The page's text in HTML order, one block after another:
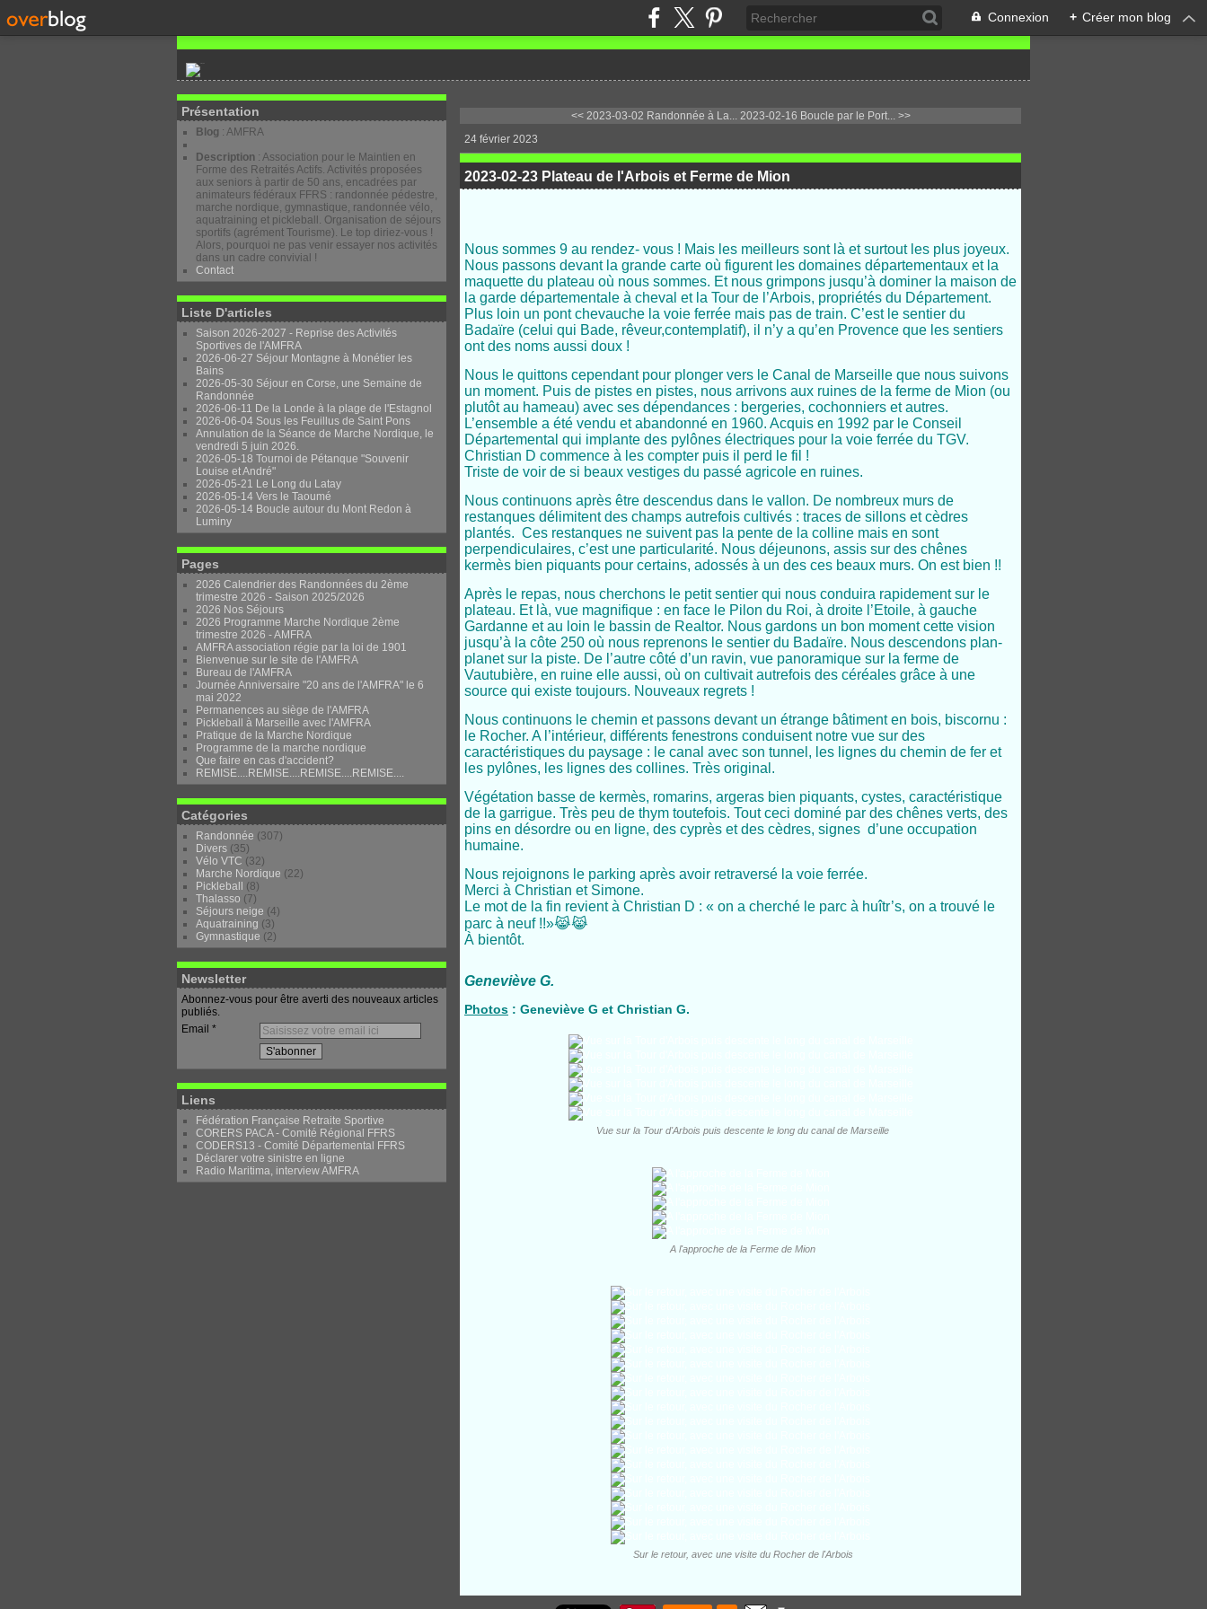
Connexion + Créer mon blog
Présentation
Blog : AMFRA
Description : Association pour le Maintien en
Forme des Retraités Actifs. Activités proposées
aux seniors à partir de 50 ans, encadrées par
animateurs fédéraux FFRS : randonnée pédestre,
marche nordique, gymnastique, randonnée vélo,
aquatraining et pickleball. Organisation de séjours
sportifs (agrément Tourisme). Le top diriez-vous !
Alors, pourquoi ne pas venir essayer nos activités
dans un cadre convivial !
Contact
Liste D'articles
Saison 2026-2027 - Reprise des Activités
Sportives de l'AMFRA
2026-06-27 Séjour Montagne à Monétier les
Bains
2026-05-30 Séjour en Corse, une Semaine de
Randonnée
2026-06-11 De la Londe à la plage de l'Estagnol
2026-06-04 Sous les Feuillus de Saint Pons
Annulation de la Séance de Marche Nordique, le
vendredi 5 juin 2026.
2026-05-18 Tournoi de Pétanque "Souvenir
Louise et André"
2026-05-21 Le Long du Latay
2026-05-14 Vers le Taoumé
2026-05-14 Boucle autour du Mont Redon à
Luminy
Pages
2026 Calendrier des Randonnées du 2ème
trimestre 2026 - Saison 2025/2026
2026 Nos Séjours
2026 Programme Marche Nordique 2ème
trimestre 2026 - AMFRA
AMFRA association régie par la loi de 1901
Bienvenue sur le site de l'AMFRA
Bureau de l'AMFRA
Journée Anniversaire "20 ans de l'AMFRA" le 6
mai 2022
Permanences au siège de l'AMFRA
Pickleball à Marseille avec l'AMFRA
Pratique de la Marche Nordique
Programme de la marche nordique
Que faire en cas d'accident?
REMISE....REMISE....REMISE....REMISE....
Catégories
Randonnée (307)
Divers (35)
Vélo VTC (32)
Marche Nordique (22)
Pickleball
(8)
Thalasso (7)
Séjours neige (4)
Aquatraining (3)
Gymnastique (2)
Newsletter
Abonnez-vous pour être averti des nouveaux articles
publiés.
Email
Liens
Fédération Française Retraite Sportive
CORERS PACA - Comité Régional FFRS
CODERS13 - Comité Départemental FFRS
Déclarer votre sinistre en ligne
Radio Maritima, interview AMFRA
<< 2023-03-02 Randonnée à La... 2023-02-16 Boucle par le Port... >>
24 février 2023
2023-02-23 Plateau de l'Arbois et Ferme de Mion
Nous sommes 9 au rendez- vous ! Mais les meilleurs sont là et surtout les plus joyeux.
Nous passons devant la grande carte où figurent les domaines départementaux et la
maquette du plateau où nous sommes. Et nous grimpons jusqu’à dominer la maison de
la garde départementale à cheval et la Tour de l’Arbois, propriétés du Département.
Plus loin un pont chevauche la voie ferrée mais pas de train. C’est le sentier du
Badaïre (celui qui Bade, rêveur,contemplatif), il n’y a qu’en Provence que les sentiers
ont des noms aussi doux !
Nous le quittons cependant pour plonger vers le Canal de Marseille que nous suivons
un moment. Puis de pistes en pistes, nous arrivons aux ruines de la ferme de Mion (ou
plutôt au hameau) avec ses dépendances : bergeries, cochonniers et autres.
L’ensemble a été vendu et abandonné en 1960. Acquis en 1992 par le Conseil
Départemental qui implante des pylônes électriques pour la voie ferrée du TGV.
Christian D commence à les compter puis il perd le fil !
Triste de voir de si beaux vestiges du passé agricole en ruines.
Nous continuons après être descendus dans le vallon. De nombreux murs de
restanques délimitent des champs autrefois cultivés : traces de sillons et cèdres
plantés. Ces restanques ne suivent pas la pente de la colline mais en sont
perpendiculaires, c’est une particularité. Nous déjeunons, assis sur des chênes
kermès bien piquants pour certains, adossés à un des ces beaux murs. On est bien !!
Après le repas, nous cherchons le petit sentier qui nous conduira rapidement sur le
plateau. Et là, vue magnifique : en face le Pilon du Roi, à droite l’Etoile, à gauche
Gardanne et au loin le bassin de Realtor. Nous gardons un bon moment cette vision
jusqu’à la côte 250 où nous reprenons le sentier du Badaïre. Nous descendons plan-
planet sur la piste. De l’autre côté d’un ravin, vue panoramique sur la ferme de
Vautubière, en ruine elle aussi, où on cultivait autrefois des céréales grâce à une
source qui existe toujours. Nouveaux regrets !
Nous continuons le chemin et passons devant un étrange bâtiment en bois, biscornu :
le Rocher. A l’intérieur, différents fenestrons conduisent notre vue sur des
caractéristiques du paysage : le canal avec son tunnel, les lignes du chemin de fer et
les pylônes, les lignes des collines. Très original.
Végétation basse de kermès, romarins, argeras bien piquants, cystes, caractéristique
de la garrigue. Très peu de thym toutefois. Tout ceci dominé par des chênes verts, des
pins en désordre ou en ligne, des cyprès et des cèdres, signes d’une occupation
humaine.
Nous rejoignons le parking après avoir retraversé la voie ferrée.
Merci à Christian et Simone.
Le mot de la fin revient à Christian D : « on a cherché le parc à huîtr’s, on a trouvé le
parc à neuf !!»😹😹
À bientôt.
Geneviève G.
Photos : Geneviève G et Christian G.
Vue sur la Tour d'Arbois puis descente le long du canal de Marseille
A l'approche de la Ferme de Mion
Sur le retour, avec une visite du Rocher de l'Arbois